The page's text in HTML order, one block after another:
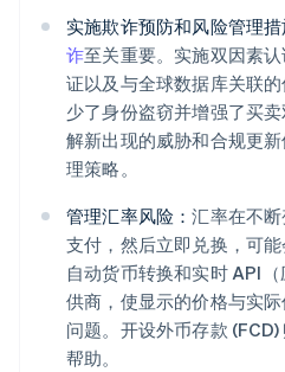
实施欺诈预防和风险管理措
诈至关重要。实施双因素
证以及与全球数据库关联
少了身份盗窃并增强了买
解新出现的威胁和合规更
理策略。
管理汇率风险：汇率在不
支付，然后立即兑换，可
自动货币转换和实时 API
供商，使显示的价格与实
问题。开设外币存款
帮助。